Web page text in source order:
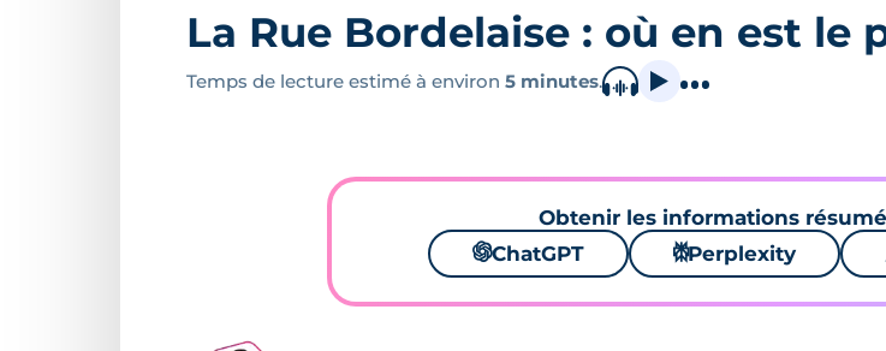
La Rue Bordelaise : où en est le
Temps de lecture estimé à environ 5 minutes.
Obtenir les informations
🌌ChatGPT ⚙Perplexity